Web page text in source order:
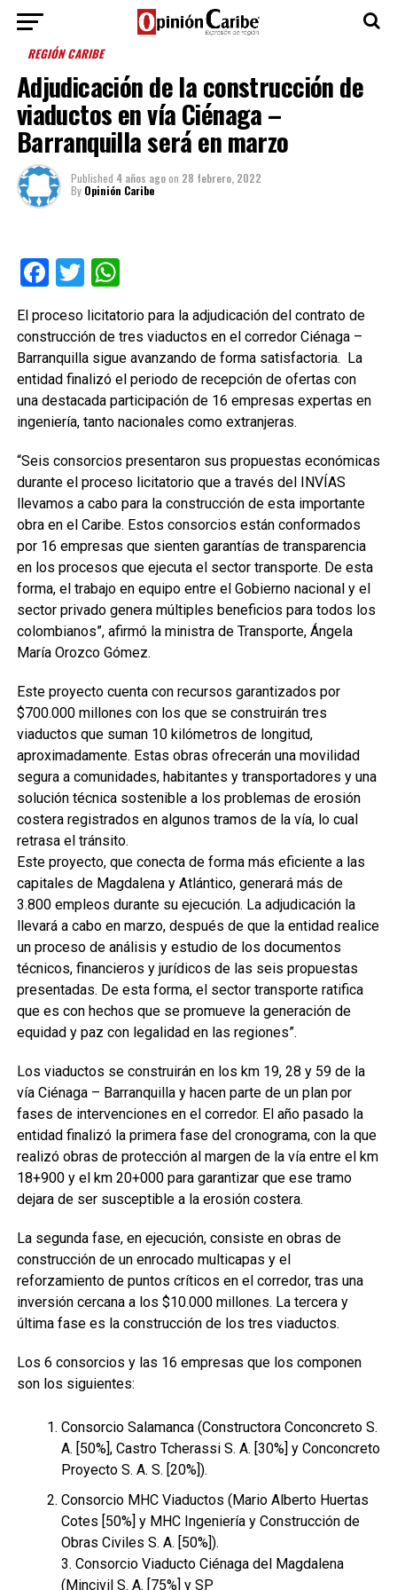
REGIÓN CARIBE
Adjudicación de la construcción de
viaductos en vía Ciénaga –
Barranquilla será en marzo
Published 4 años agoon 28 febrero, 2022
By Opinión Caribe
Facebook
TwitterWhatsApp
El proceso licitatorio para la adjudicación del contrato de
construcción de tres viaductos en el corredor Ciénaga –
Barranquilla sigue avanzando de forma satisfactoria. La
entidad finalizó el periodo de recepción de ofertas con
una destacada participación de 16 empresas expertas en
ingeniería, tanto nacionales como extranjeras.
“Seis consorcios presentaron sus propuestas económicas
durante el proceso licitatorio que a través del INVÍAS
llevamos a cabo para la construcción de esta importante
obra en el Caribe. Estos consorcios están conformados
por 16 empresas que sienten garantías de transparencia
en los procesos que ejecuta el sector transporte. De esta
forma, el trabajo en equipo entre el Gobierno nacional y el
sector privado genera múltiples beneficios para todos los
colombianos”, afirmó la ministra de Transporte, Ángela
María Orozco Gómez.
Este proyecto cuenta con recursos garantizados por
$700.000 millones con los que se construirán tres
viaductos que suman 10 kilómetros de longitud,
aproximadamente. Estas obras ofrecerán una movilidad
segura a comunidades, habitantes y transportadores y una
solución técnica sostenible a los problemas de erosión
costera registrados en algunos tramos de la vía, lo cual
retrasa el tránsito.
Este proyecto, que conecta de forma más eficiente a las
capitales de Magdalena y Atlántico, generará más de
3.800 empleos durante su ejecución. La adjudicación la
llevará a cabo en marzo, después de que la entidad realice
un proceso de análisis y estudio de los documentos
técnicos, financieros y jurídicos de las seis propuestas
presentadas. De esta forma, el sector transporte ratifica
que es con hechos que se promueve la generación de
equidad y paz con legalidad en las regiones”.
Los viaductos se construirán en los km 19, 28 y 59 de la
vía Ciénaga – Barranquilla y hacen parte de un plan por
fases de intervenciones en el corredor. El año pasado la
entidad finalizó la primera fase del cronograma, con la que
realizó obras de protección al margen de la vía entre el km
18+900 y el km 20+000 para garantizar que ese tramo
dejara de ser susceptible a la erosión costera.
La segunda fase, en ejecución, consiste en obras de
construcción de un enrocado multicapas y el
reforzamiento de puntos críticos en el corredor, tras una
inversión cercana a los $10.000 millones. La tercera y
última fase es la construcción de los tres viaductos.
Los 6 consorcios y las 16 empresas que los componen
son los siguientes:
Consorcio Salamanca (Constructora Conconcreto S.
A. [50%], Castro Tcherassi S. A. [30%] y Conconcreto
Proyecto S. A. S. [20%]).
Consorcio MHC Viaductos (Mario Alberto Huertas
Cotes [50%] y MHC Ingeniería y Construcción de
Obras Civiles S. A. [50%]).
3. Consorcio Viaducto Ciénaga del Magdalena
(Mincivil S. A. [75%] y SP